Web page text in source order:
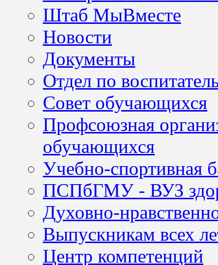
Штаб МыВместе
Новости
Документы
Отдел по
Совет обучающихся
Профсоюзная
обучающихся
Учебно-спортивная
ПСПбГМУ - ВУЗ
Духовно-
Выпускникам всех
Центр компетенций